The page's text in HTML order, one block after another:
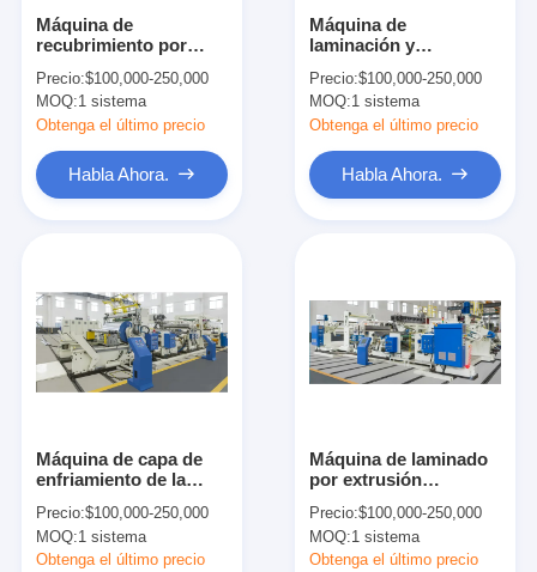
Máquina de
recubrimiento por
380V 50Hz 250m/min
Precio:$100,000-250,000
MOQ:1 sistema
Obtenga el último precio
Habla Ahora.
Máquina de
laminación y
automatizada 300
m/min, ancho 1100 mm
Precio:$100,000-250,000
MOQ:1 sistema
Obtenga el último precio
Habla Ahora.
Máquina de capa de
enfriamiento de la
1600m m del
pegamento los 300m
del rodillo
Precio:$100,000-250,000
MOQ:1 sistema
Obtenga el último precio
Máquina de laminado
por extrusión
mm 250m/min 380V
Precio:$100,000-250,000
MOQ:1 sistema
Obtenga el último precio